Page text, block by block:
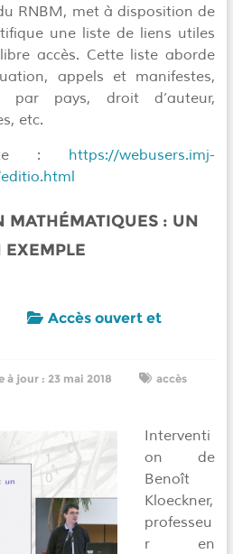
RNBM, met à disposition de
une liste de liens utiles
accès. Cette liste aborde
appels et manifestes,
par pays, droit d’auteur,
etc.
: https://webusers.imj-
MATHÉMATIQUES : UN
Accès ouvert et
23 mai 2018
accès
Interventi
on de
Benoît
Kloeckner,
professeu
r en